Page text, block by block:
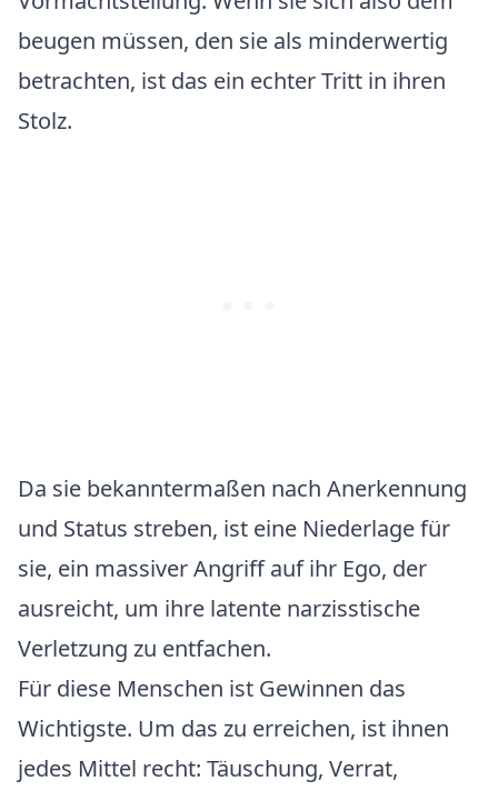
beugen müssen, den sie als minderwertig
betrachten, ist das ein echter Tritt in ihren
Stolz.
Da sie bekanntermaßen nach Anerkennung
und Status streben, ist eine Niederlage für
sie, ein massiver Angriff auf ihr Ego, der
ausreicht, um ihre latente narzisstische
Verletzung zu entfachen.
Für diese Menschen ist Gewinnen das
Wichtigste. Um das zu erreichen, ist ihnen
jedes Mittel recht: Täuschung, Verrat,